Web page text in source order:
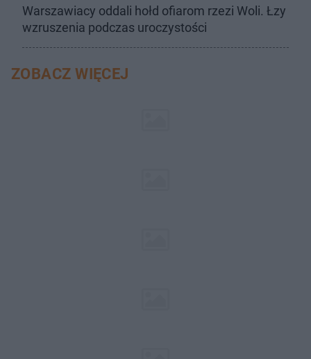
Warszawiacy oddali hołd ofiarom rzezi Woli. Łzy
wzruszenia podczas uroczystości
ZOBACZ WIĘCEJ